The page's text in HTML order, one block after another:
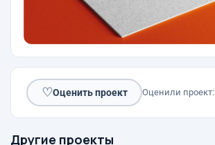
♡Оценить проект Оценили проект:
Другие проекты